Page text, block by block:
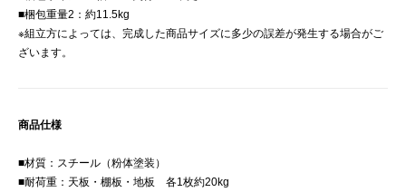
■梱包重量2：約11.5kg
※組立方によっては、完成した商品サイズに多少の誤差が発生する場合がご
ざいます。
商品仕様
■材質：スチール（粉体塗装）
■耐荷重：天板・棚板・地板 各1枚約20kg